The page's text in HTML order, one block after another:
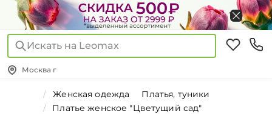
Искать на Leomax
Москва г
Женская одежда
Платья, туники
Платье женское "Цветущий сад"